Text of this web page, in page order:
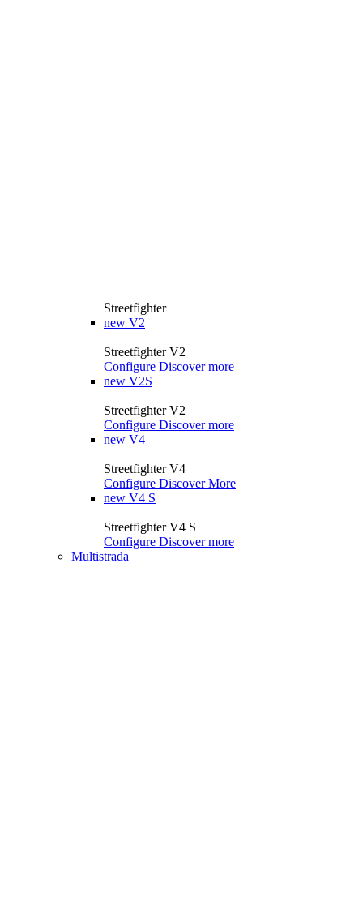
Streetfighter
new V2
Streetfighter V2
Configure Discover more
new V2S
Streetfighter V2
Configure Discover more
new V4
Streetfighter V4
Configure Discover More
new V4 S
Streetfighter V4 S
Configure Discover more
Multistrada